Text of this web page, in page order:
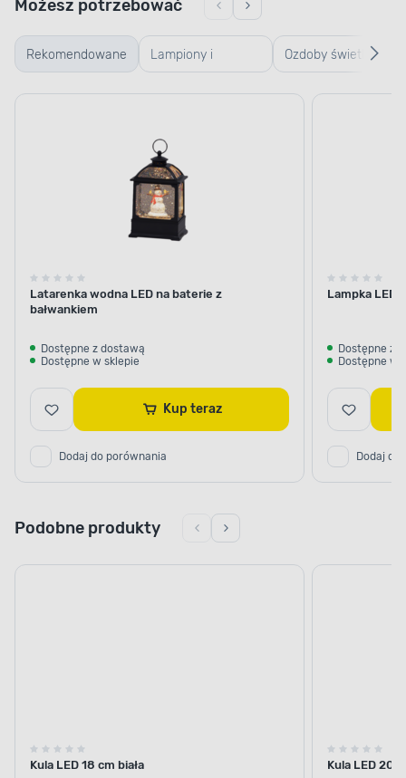
Rekomendowane Lampiony i
latarenki
Ozdoby świetlne
bożonarodzeniowe
Możesz potrzebować
Latarenka wodna LED na baterie z
bałwankiem
Dostępne z dostawą
Dostępne w sklepie
Kup teraz
Dodaj do porównania
Lampka LED
Dostępne z
Dostępne w
Dodaj do
Podobne produkty
Kula LED 18 cm biała Kula LED 20